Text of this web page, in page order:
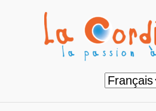
Choisir
une